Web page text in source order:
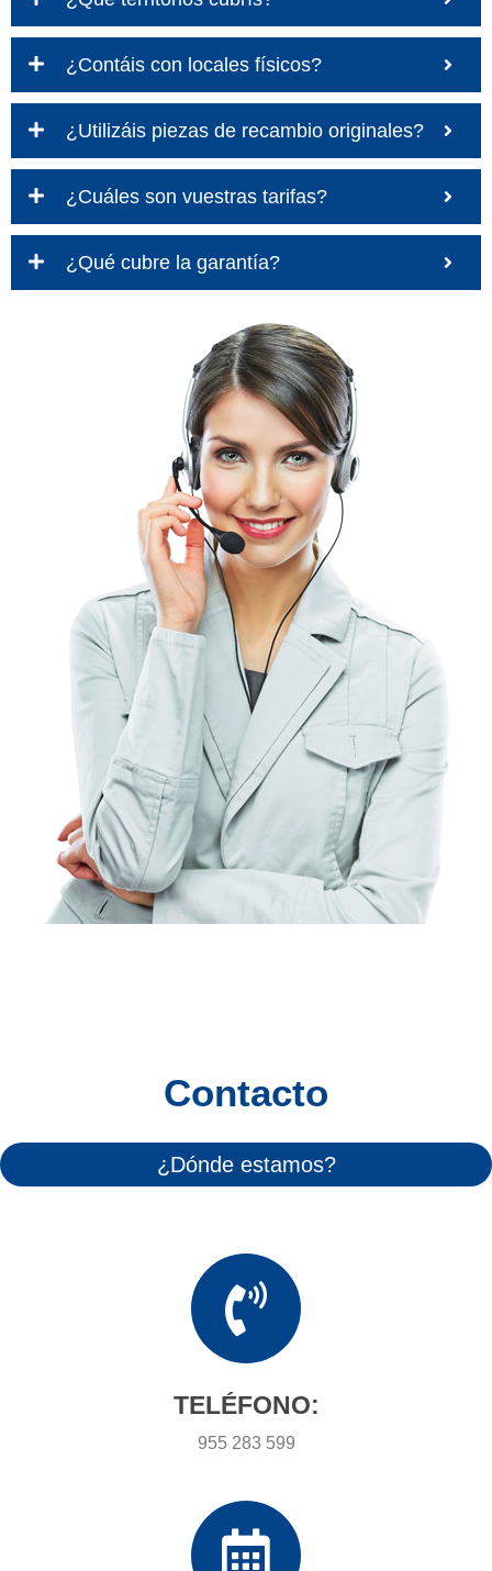
¿Contáis con locales físicos?
¿Utilizáis piezas de recambio originales?
¿Cuáles son vuestras tarifas?
¿Qué cubre la garantía?
Contacto
¿Dónde estamos?
TELÉFONO:
955 283 599